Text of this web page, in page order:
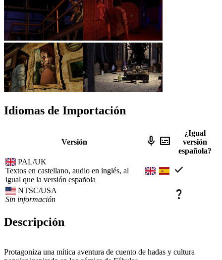
Idiomas de Importación
Versión mic subtitles
¿Igual
versión
española?
PAL/UK
Textos en castellano, audio en inglés, al
igual que la versión española
check
NTSC/USA
Sin información
question_mark
Descripción
Protagoniza una mítica aventura de cuento de hadas y cultura